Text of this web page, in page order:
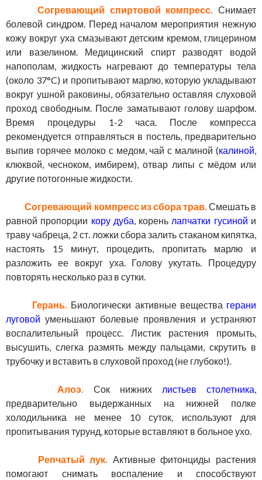
Согревающий спиртовой компресс. Снимает
болевой синдром. Перед началом мероприятия нежную
кожу вокруг уха смазывают детским кремом, глицерином
или вазелином. Медицинский спирт разводят водой
напополам, жидкость нагревают до температуры тела
(около 37°C) и пропитывают марлю, которую укладывают
вокруг ушной раковины, обязательно оставляя слуховой
проход свободным. После заматывают голову шарфом.
Время процедуры 1-2 часа. После компресса
рекомендуется отправляться в постель, предварительно
выпив горячее молоко с медом, чай с малиной (калиной,
клюквой, чесноком, имбирем), отвар липы с мёдом или
другие потогонные жидкости.
Согревающий компресс из сбора трав. Смешать в
равной пропорции кору дуба, корень лапчатки гусиной и
траву чабреца, 2 ст. ложки сбора залить стаканом кипятка,
настоять 15 минут, процедить, пропитать марлю и
разложить ее вокруг уха. Голову укутать. Процедуру
повторять несколько раз в сутки.
Герань. Биологически активные вещества герани
луговой уменьшают болевые проявления и устраняют
воспалительный процесс. Листик растения промыть,
высушить, слегка размять между пальцами, скрутить в
трубочку и вставить в слуховой проход (не глубоко!).
Алоэ. Сок нижних листьев столетника,
предварительно выдержанных на нижней полке
холодильника не менее 10 суток, используют для
пропитывания турунд, которые вставляют в больное ухо.
Репчатый лук. Активные фитонциды растения
помогают снимать воспаление и способствуют